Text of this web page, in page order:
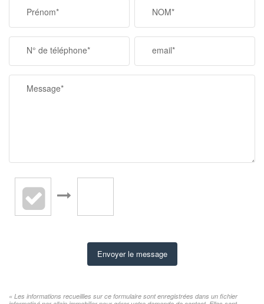
Prénom* NOM*
N° de téléphone* email*
Message*
Envoyer le message
« Les informations recueillies sur ce formulaire sont enregistrées dans un fichier